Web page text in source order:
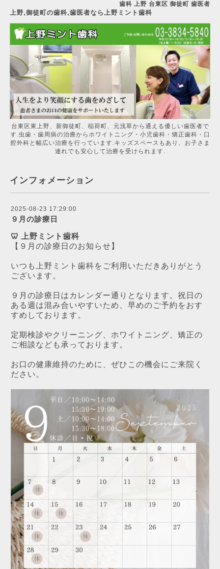
歯科 上野 台東区 御徒町 歯医者
上野,御徒町の歯科,歯医者なら上野ミント歯科
台東区東上野、新御徒町、稲荷町、元浅草から通える優しい歯医者で
す.虫歯・歯周病の治療からホワイトニング・小児歯科・矯正歯科・口
腔外科と幅広い治療を行っています.キッズスペースもあり、お子さま
連れでも安心して治療を受けられます.
インフォメーション
2025-08-23 17:29:00
９月の診療日
🦷
上野ミント歯科
【９月の診療日のお知らせ】
いつも上野ミント歯科をご利用いただきありがとう
ございます。
９月の診療日はカレンダー通りとなります。祝日の
ある週は混み合いやすいため、早めのご予約をおす
すめしております。
定期検診やクリーニング、ホワイトニング、矯正の
ご相談なども承っております。
お口の健康維持のために、ぜひこの機会にご来院く
ださい。